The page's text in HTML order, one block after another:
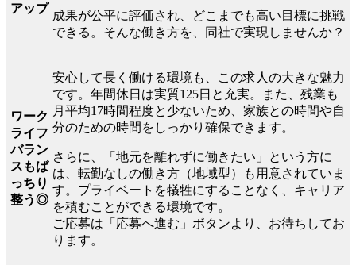
アップ
成果が公平に評価され、どこまでも高い目標に挑戦
できる。そんな働き方を、同社で実現しませんか？
ワーク
ライフ
バラン
スもば
っちり
整う◎
安心して長く働ける環境も、この求人の大きな魅力
です。年間休日は実質125日と充実。また、残業も
月平均17時間程度と少ないため、家族との時間や自
分のための時間をしっかり確保できます。
さらに、「地元を離れずに働きたい」という方に
は、転勤なしの働き方（地域型）も用意されていま
す。プライベートを犠牲にすることなく、キャリア
を積むことができる環境です。
ご応募は「応募へ進む」ボタンより、お待ちしてお
ります。